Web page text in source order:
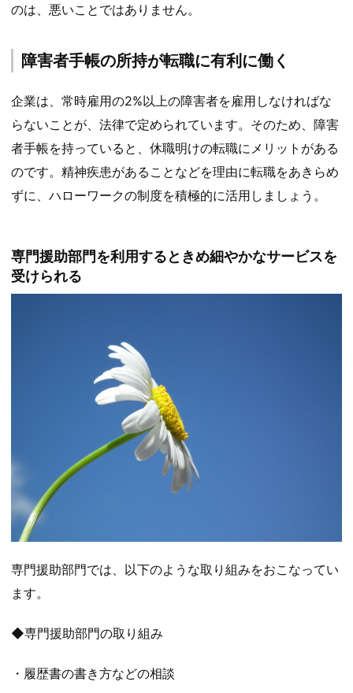
のは、悪いことではありません。
障害者手帳の所持が転職に有利に働く
企業は、常時雇用の2%以上の障害者を雇用しなければな
らないことが、法律で定められています。そのため、障害
者手帳を持っていると、休職明けの転職にメリットがある
のです。精神疾患があることなどを理由に転職をあきらめ
ずに、ハローワークの制度を積極的に活用しましょう。
専門援助部門を利用するときめ細やかなサービスを
受けられる
専門援助部門では、以下のような取り組みをおこなってい
ます。
◆専門援助部門の取り組み
・履歴書の書き方などの相談